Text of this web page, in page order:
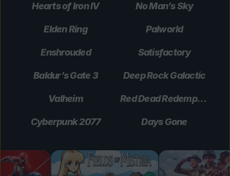
Hearts of Iron IV No Man’s Sky
Elden Ring Palworld
Enshrouded Satisfactory
Baldur’s Gate 3 Deep Rock Galactic
Valheim Red Dead Redemption 2
Cyberpunk 2077 Days Gone